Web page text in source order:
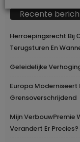
Recente
Herroepingsrecht Bij
Terugsturen En
Geleidelijke
Europa Moderniseert
Grensoverschrijdend
Mijn VerbouwPremie
Verandert Er Precies?